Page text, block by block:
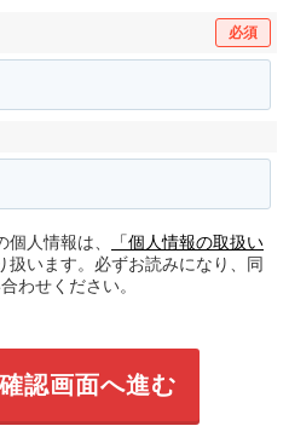
必須
人情報は、
「個人情報の取扱い
扱います。必ずお読みになり、同
わせください。
認画面へ進む